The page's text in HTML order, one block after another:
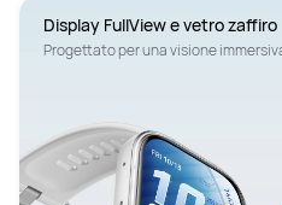
Display FullView e vetro zaffiro